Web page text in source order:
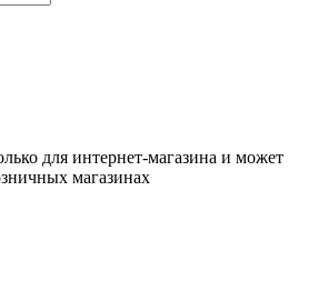
для интернет-магазина и может
магазинах